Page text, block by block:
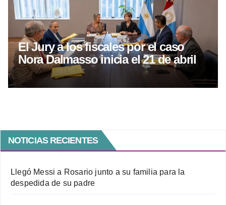
El Jury a los fiscales por el caso
Nora Dalmasso inicia el 21 de abril
NOTICIAS RECIENTES
Llegó Messi a Rosario junto a su familia para la
despedida de su padre